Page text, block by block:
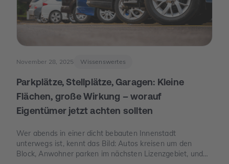
November 28, 2025 Wissenswertes
Parkplätze, Stellplätze, Garagen: Kleine
Flächen, große Wirkung – worauf
Eigentümer jetzt achten sollten
Wer abends in einer dicht bebauten Innenstadt
unterwegs ist, kennt das Bild: Autos kreisen um den
Block, Anwohner parken im nächsten Lizenzgebiet, und